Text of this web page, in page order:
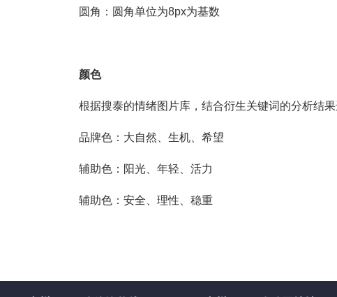
圆角：圆角单位为8px为基数
颜色
根据搜泰的情绪图片库，结合衍生关键词的分析结
品牌色：大自然、生机、希望
辅助色：阳光、年轻、活力
辅助色：安全、理性、稳重